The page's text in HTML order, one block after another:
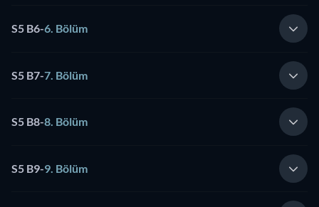
S5 B6-6. Bölüm
S5 B7-7. Bölüm
S5 B8-8. Bölüm
S5 B9-9. Bölüm